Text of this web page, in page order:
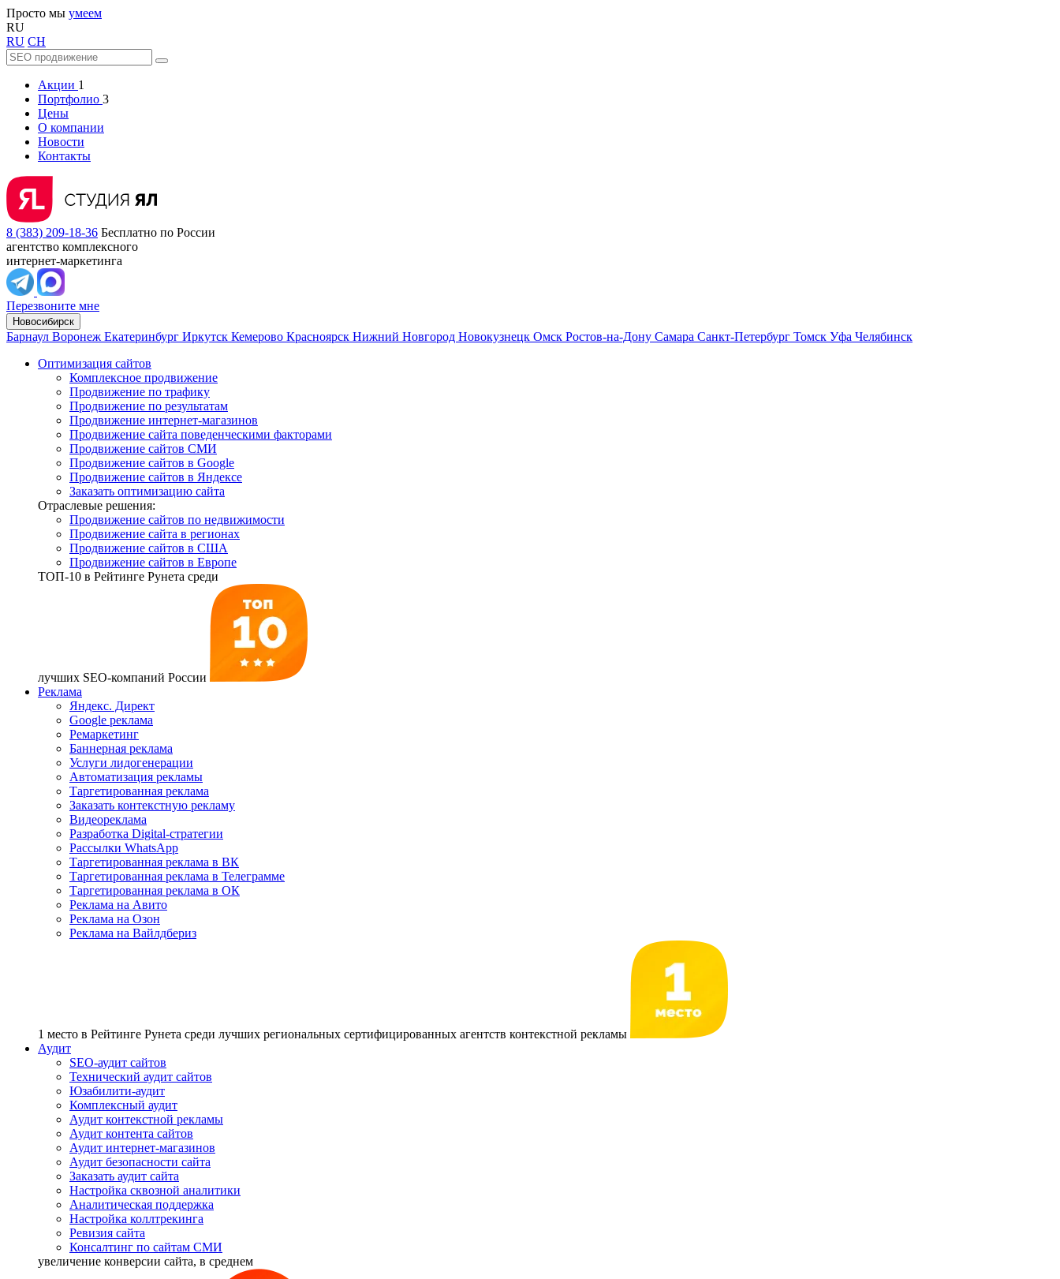
Просто мы умеем
RU
RU CH
Акции 1
Портфолио 3
Цены
О компании
Новости
Контакты
8 (383) 209-18-36 Бесплатно по России
агентство комплексного
интернет-маркетинга
Перезвоните мне
Новосибирск
Барнаул Воронеж Екатеринбург Иркутск Кемерово Красноярск Нижний Новгород Новокузнецк Омск Ростов-на-Дону Самара Санкт-Петербург Томск Уфа Челябинск
Оптимизация сайтов
Комплексное продвижение
Продвижение по трафику
Продвижение по результатам
Продвижение интернет-магазинов
Продвижение сайта поведенческими факторами
Продвижение сайтов СМИ
Продвижение сайтов в Google
Продвижение сайтов в Яндексе
Заказать оптимизацию сайта
Отраслевые решения:
Продвижение сайтов по недвижимости
Продвижение сайта в регионах
Продвижение сайтов в США
Продвижение сайтов в Европе
ТОП-10 в Рейтинге Рунета среди
лучших SEO-компаний России
Реклама
Яндекс. Директ
Google реклама
Ремаркетинг
Баннерная реклама
Услуги лидогенерации
Автоматизация рекламы
Таргетированная реклама
Заказать контекстную рекламу
Видеореклама
Разработка Digital-стратегии
Рассылки WhatsApp
Таргетированная реклама в ВК
Таргетированная реклама в Телеграмме
Таргетированная реклама в ОК
Реклама на Авито
Реклама на Озон
Реклама на Вайлдбериз
1 место в Рейтинге Рунета cреди лучших региональных сертифицированных агентств контекстной рекламы
Аудит
SEO-аудит сайтов
Технический аудит сайтов
Юзабилити-аудит
Комплексный аудит
Аудит контекстной рекламы
Аудит контента сайтов
Аудит интернет-магазинов
Аудит безопасности сайта
Заказать аудит сайта
Настройка сквозной аналитики
Аналитическая поддержка
Настройка коллтрекинга
Ревизия сайта
Консалтинг по сайтам СМИ
увеличение конверсии сайта, в среднем